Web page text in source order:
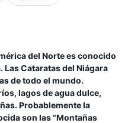
del Norte es conocido
Cataratas del Niágara
de todo el mundo.
lagos de agua dulce,
Probablemente la
son las "Montañas